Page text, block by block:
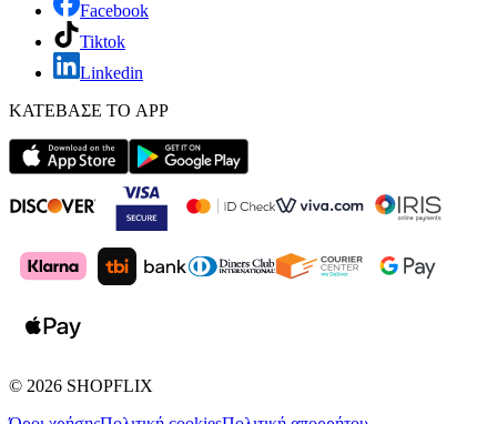
Facebook
Tiktok
Linkedin
ΚΑΤΕΒΑΣΕ ΤΟ APP
© 2026 SHOPFLIX